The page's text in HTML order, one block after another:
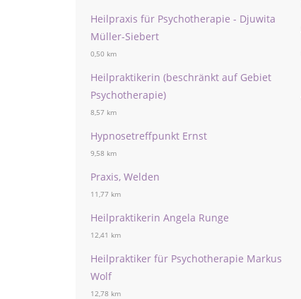
Heilpraxis für Psychotherapie - Djuwita
Müller-Siebert
0,50 km
Heilpraktikerin (beschränkt auf Gebiet
Psychotherapie)
8,57 km
Hypnosetreffpunkt Ernst
9,58 km
Praxis, Welden
11,77 km
Heilpraktikerin Angela Runge
12,41 km
Heilpraktiker für Psychotherapie Markus
Wolf
12,78 km